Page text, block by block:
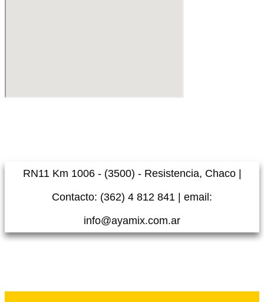
RN11 Km 1006 - (3500) - Resistencia, Chaco |
Contacto: (362) 4 812 841 | email:
info@ayamix.com.ar